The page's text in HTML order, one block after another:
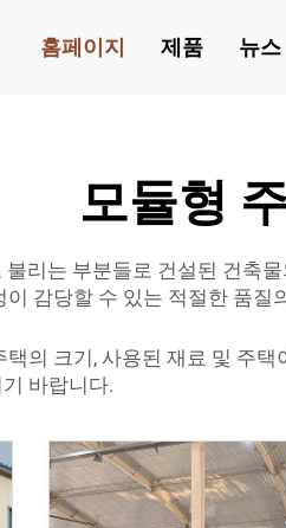
홈페이지 제품 뉴스
모듈형
리는 부분들로 건설된 건축
감당할 수 있는 적절한 품
의 크기, 사용된 재료 및 주
바랍니다.